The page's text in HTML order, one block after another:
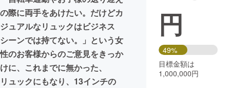
ビジネス・起業
まちづくり・地域活性化
CAMPFIRE for Social Good
CAMPFIRE Creation
CAMPFIREふるさと納税
コミュニティ
の際に両手をあけたい。だけどカ
ジュアルなリュックはビジネス
シーンでは持てない。」という女
性のお客様からのご意見をきっか
けに、これまでに無かった、
リュックにもなり、13インチの
円
49%
目標金額は
1,000,000円